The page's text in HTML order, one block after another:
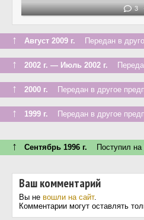
3
↑ Август 2009 г. Передан в
↑ 2002 г. — Июль 2002 г.
↑ 2000 г. Передан в другое
↑ 1999 г. Передан в другое
↑ Сентябрь 1996 г. Поступил на
Ваш комментарий
Вы не вошли на сайт.
Комментарии могут оставлять